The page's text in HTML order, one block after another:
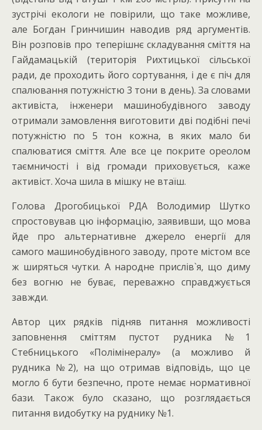
зустрічі екологи не повірили, що таке можливе,
але Богдан Гринчишин наводив ряд аргументів.
Він розповів про теперішнє складування сміття на
Гайдамацькій (територія Рихтицької сільської
ради, де проходить його сортування, і де є піч для
спалювання потужністю 3 тони в день). За словами
активіста, інженери машинобудівного заводу
отримали замовлення виготовити дві подібні печі
потужністю по 5 тон кожна, в яких мало би
спалюватися сміття. Але все це покрите ореолом
таємничості і від громади приховується, каже
активіст. Хоча шила в мішку не втаїш.
Голова Дрогобицької РДА Володимир Шутко
спростовував цю інформацію, заявивши, що мова
йде про альтернативне джерело енергії для
самого машинобудівного заводу, проте містом все
ж ширяться чутки. А народне прислів`я, що диму
без вогню не буває, переважно справджується
завжди.
Автор цих рядків підняв питання можливості
заповнення сміттям пустот рудника №1
Стебницького «Полімінералу» (а можливо й
рудника №2), на що отримав відповідь, що це
могло б бути безпечно, проте немає нормативної
бази. Також було сказано, що розглядається
питання видобутку на руднику №1.